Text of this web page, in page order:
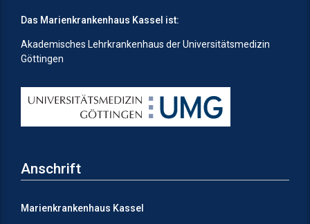
Das Marienkrankenhaus Kassel ist:
Akademisches Lehrkrankenhaus der Universitätsmedizin
Göttingen
Anschrift
Marienkrankenhaus Kassel